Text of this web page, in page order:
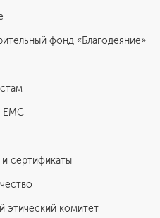
фонд «Благодеяние»
ЕМС
сертификаты
этический комитет